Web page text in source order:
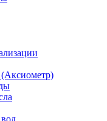
(Аксиометр)